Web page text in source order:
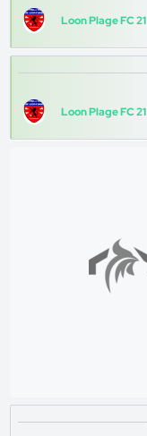
Loon Plage FC 21
Loon Plage FC 21